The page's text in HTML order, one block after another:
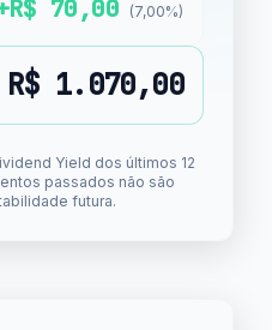
70,00 (7,00%)
R$ 1.070,00
Yield dos últimos 12
passados não são
futura.